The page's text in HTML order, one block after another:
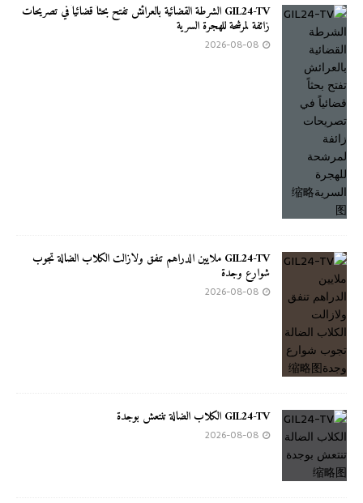
GIL24-TV الشرطة القضائية بالعرائش تفتح بحثاً قضائياً في تصريحات
زائفة لمرشحة للهجرة السرية
2026-08-08
GIL24-TV ملايين الدراهم تنفق ولازالت الكلاب الضالة تجوب
شوارع وجدة
2026-08-08
GIL24-TV الكلاب الضالة تنتعش بوجدة
2026-08-08